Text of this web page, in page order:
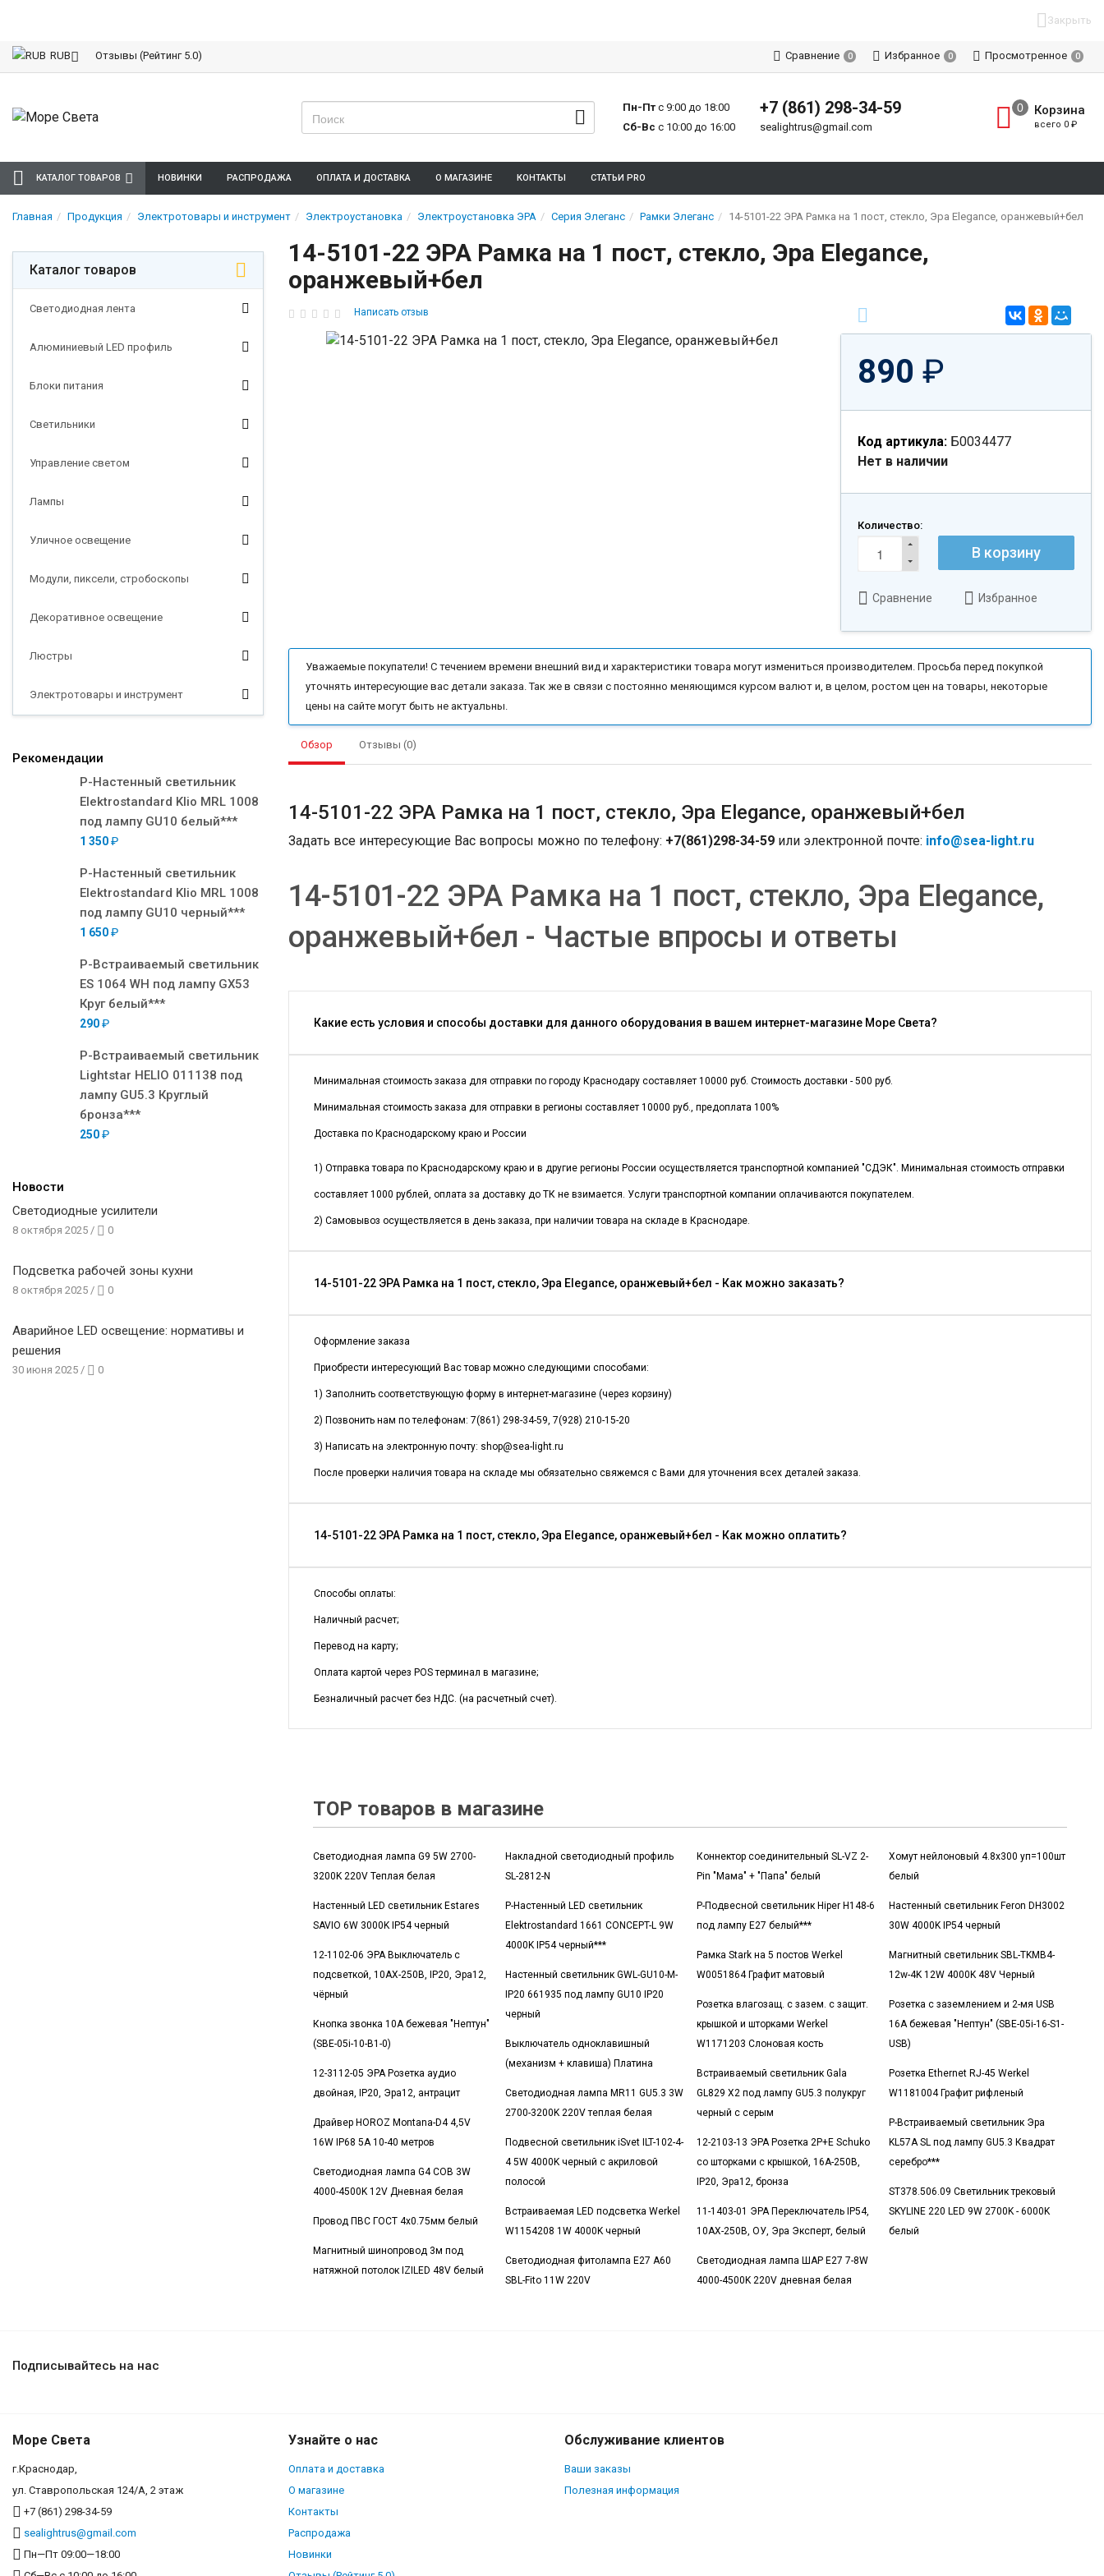
Закрыть
RUB Отзывы (Рейтинг 5.0) Сравнение 0 Избранное 0 Просмотренное 0
Пн-Птс 9:00 до 18:00
Сб-Вс с 10:00 до 16:00
+7 (861) 298-34-59
sealightrus@gmail.com
Корзина
всего 0 ₽
КАТАЛОГ ТОВАРОВ НОВИНКИ РАСПРОДАЖА ОПЛАТА И ДОСТАВКА О МАГАЗИНЕ КОНТАКТЫ СТАТЬИ PRO
Главная Продукция Электротовары и инструмент Электроустановка Электроустановка ЭРА Серия Элеганс Рамки Элеганс 14-5101-22 ЭРА Рамка на 1 пост, стекло, Эра Elegance, оранжевый+бел
Каталог товаров
Светодиодная лента
Алюминиевый LED профиль
Блоки питания
Светильники
Управление светом
Лампы
Уличное освещение
Модули, пиксели, стробоскопы
Декоративное освещение
Люстры
Электротовары и инструмент
Рекомендации
Р-Настенный светильник
Elektrostandard Klio MRL 1008
под лампу GU10 белый***
1 350₽
Р-Настенный светильник
Elektrostandard Klio MRL 1008
под лампу GU10 черный***
1 650₽
Р-Встраиваемый светильник
ES 1064 WH под лампу GX53
Круг белый***
290₽
Р-Встраиваемый светильник
Lightstar HELIO 011138 под
лампу GU5.3 Круглый
бронза***
250₽
Новости
Светодиодные усилители
8 октября 2025 / 0
Подсветка рабочей зоны кухни
8 октября 2025 / 0
Аварийное LED освещение: нормативы и
решения
30 июня 2025 / 0
14-5101-22 ЭРА Рамка на 1 пост, стекло, Эра Elegance,
оранжевый+бел
Написать отзыв
890 ₽
Код артикула: Б0034477
Нет в наличии
Количество:
В корзину
Сравнение Избранное
Уважаемые покупатели! С течением времени внешний вид и характеристики товара могут измениться производителем. Просьба перед покупкой
уточнять интересующие вас детали заказа. Так же в связи с постоянно меняющимся курсом валют и, в целом, ростом цен на товары, некоторые
цены на сайте могут быть не актуальны.
Обзор Отзывы (0)
14-5101-22 ЭРА Рамка на 1 пост, стекло, Эра Elegance, оранжевый+бел
Задать все интересующие Вас вопросы можно по телефону: +7(861)298-34-59 или электронной почте: info@sea-light.ru
14-5101-22 ЭРА Рамка на 1 пост, стекло, Эра Elegance,
оранжевый+бел - Частые впросы и ответы
Какие есть условия и способы доставки для данного оборудования в вашем интернет-магазине Море Света?
Минимальная стоимость заказа для отправки по городу Краснодару составляет 10000 руб. Стоимость доставки - 500 руб.
Минимальная стоимость заказа для отправки в регионы составляет 10000 руб., предоплата 100%
Доставка по Краснодарскому краю и России
1) Отправка товара по Краснодарскому краю и в другие регионы России осуществляется транспортной компанией "СДЭК". Минимальная стоимость отправки
составляет 1000 рублей, оплата за доставку до ТК не взимается. Услуги транспортной компании оплачиваются покупателем.
2) Самовывоз осуществляется в день заказа, при наличии товара на складе в Краснодаре.
14-5101-22 ЭРА Рамка на 1 пост, стекло, Эра Elegance, оранжевый+бел - Как можно заказать?
Оформление заказа
Приобрести интересующий Вас товар можно следующими способами:
1) Заполнить соответствующую форму в интернет-магазине (через корзину)
2) Позвонить нам по телефонам: 7(861) 298-34-59, 7(928) 210-15-20
3) Написать на электронную почту: shop@sea-light.ru
После проверки наличия товара на складе мы обязательно свяжемся с Вами для уточнения всех деталей заказа.
14-5101-22 ЭРА Рамка на 1 пост, стекло, Эра Elegance, оранжевый+бел - Как можно оплатить?
Способы оплаты:
Наличный расчет;
Перевод на карту;
Оплата картой через POS терминал в магазине;
Безналичный расчет без НДС. (на расчетный счет).
TOP товаров в магазине
Светодиодная лампа G9 5W 2700-
3200K 220V Теплая белая
Настенный LED светильник Estares
SAVIO 6W 3000K IP54 черный
12-1102-06 ЭРА Выключатель с
подсветкой, 10АХ-250В, IP20, Эра12,
чёрный
Кнопка звонка 10А бежевая "Нептун"
(SBE-05i-10-B1-0)
12-3112-05 ЭРА Розетка аудио
двойная, IP20, Эра12, антрацит
Драйвер HOROZ Montana-D4 4,5V
16W IP68 5A 10-40 метров
Светодиодная лампа G4 COB 3W
4000-4500K 12V Дневная белая
Провод ПВС ГОСТ 4x0.75мм белый
Магнитный шинопровод 3м под
натяжной потолок IZILED 48V белый
Накладной светодиодный профиль
SL-2812-N
Р-Настенный LED светильник
Elektrostandard 1661 CONCEPT-L 9W
4000K IP54 черный***
Настенный светильник GWL-GU10-M-
IP20 661935 под лампу GU10 IP20
черный
Выключатель одноклавишный
(механизм + клавиша) Платина
Светодиодная лампа MR11 GU5.3 3W
2700-3200K 220V теплая белая
Подвесной светильник iSvet ILT-102-4-
4 5W 4000K черный с акриловой
полосой
Встраиваемая LED подсветка Werkel
W1154208 1W 4000K черный
Светодиодная фитолампа E27 A60
SBL-Fito 11W 220V
Коннектор соединительный SL-VZ 2-
Pin "Мама" + "Папа" белый
Р-Подвесной светильник Hiper H148-6
под лампу E27 белый***
Рамка Stark на 5 постов Werkel
W0051864 Графит матовый
Розетка влагозащ. с зазем. с защит.
крышкой и шторками Werkel
W1171203 Слоновая кость
Встраиваемый светильник Gala
GL829 X2 под лампу GU5.3 полукруг
черный с серым
12-2103-13 ЭРА Розетка 2P+E Schuko
со шторками с крышкой, 16A-250В,
IP20, Эра12, бронза
11-1403-01 ЭРА Переключатель IP54,
10АХ-250В, ОУ, Эра Эксперт, белый
Светодиодная лампа ШАР E27 7-8W
4000-4500K 220V дневная белая
Хомут нейлоновый 4.8x300 уп=100шт
белый
Настенный светильник Feron DH3002
30W 4000K IP54 черный
Магнитный светильник SBL-TKMB4-
12w-4K 12W 4000K 48V Черный
Розетка с заземлением и 2-мя USB
16А бежевая "Нептун" (SBE-05i-16-S1-
USB)
Розетка Ethernet RJ-45 Werkel
W1181004 Графит рифленый
Р-Встраиваемый светильник Эра
KL57A SL под лампу GU5.3 Квадрат
серебро***
ST378.506.09 Светильник трековый
SKYLINE 220 LED 9W 2700K - 6000K
белый
Подписывайтесь на нас
Море Света
г.Краснодар,
ул. Ставропольская 124/А, 2 этаж
+7 (861) 298-34-59
sealightrus@gmail.com
Пн—Пт 09:00—18:00
Узнайте о нас
Оплата и доставка
О магазине
Контакты
Распродажа
Новинки
Обслуживание клиентов
Ваши заказы
Полезная информация